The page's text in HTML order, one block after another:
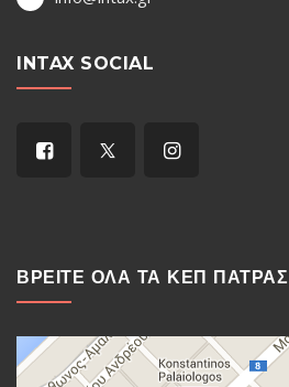
INTAX SOCIAL
ΒΡΕΙΤΕ ΟΛΑ ΤΑ ΚΕΠ ΠΑΤΡΑΣ